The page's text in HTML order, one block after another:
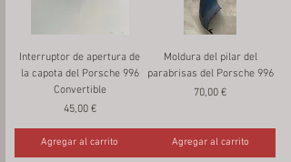
Interruptor de apertura de
la capota del Porsche 996
Convertible
Precio
45,00 €
Agregar al carrito
Moldura del pilar del
parabrisas del Porsche 996
Precio
70,00 €
Agregar al carrito